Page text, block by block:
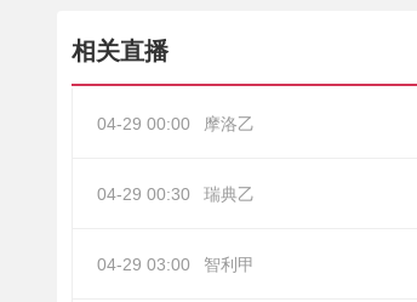
相关直播
04-29 00:00 摩洛乙
04-29 00:30 瑞典乙
04-29 03:00 智利甲